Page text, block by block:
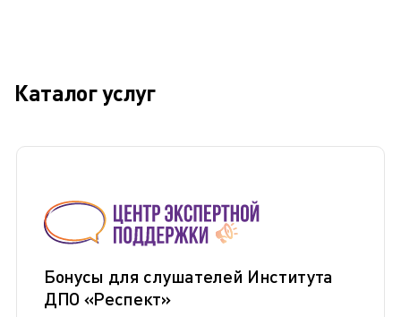
Каталог услуг
Бонусы для слушателей Института
ДПО «Респект»